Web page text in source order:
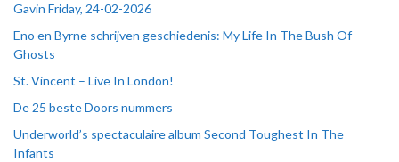
Gavin Friday, 24-02-2026
Eno en Byrne schrijven geschiedenis: My Life In The Bush Of
Ghosts
St. Vincent – Live In London!
De 25 beste Doors nummers
Underworld’s spectaculaire album Second Toughest In The
Infants